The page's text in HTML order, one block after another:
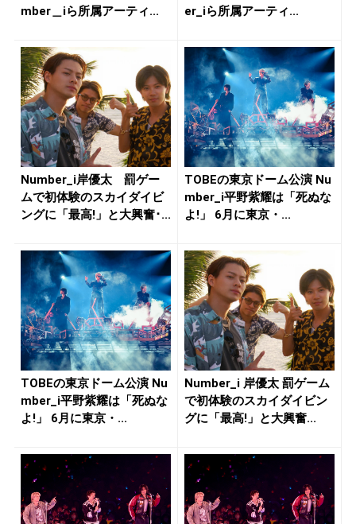
mber＿iら所属アーティ...
er_iら所属アーティ...
Number_i岸優太 罰ゲー
ムで初体験のスカイダイビ
ングに「最高!」と大興奮･...
TOBEの東京ドーム公演 Nu
mber_i平野紫耀は「死ぬな
よ!」 6月に東京・...
TOBEの東京ドーム公演 Nu
mber_i平野紫耀は「死ぬな
よ!」 6月に東京・...
Number_i 岸優太 罰ゲーム
で初体験のスカイダイビン
グに「最高!」と大興奮...